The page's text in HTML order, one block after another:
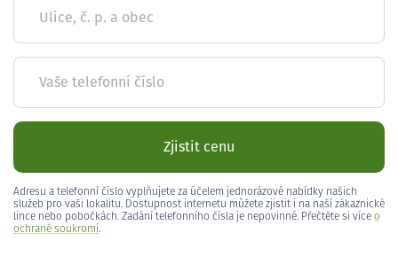
Ulice, č. p. a obec
Vaše telefonní číslo
Zjistit cenu
Adresu a telefonní číslo vyplňujete za účelem jednorázové nabídky našich
služeb pro vaši lokalitu. Dostupnost internetu můžete zjistit i na naší zákaznické
lince nebo pobočkách. Zadání telefonního čísla je nepovinné. Přečtěte si více o
ochraně soukromí.